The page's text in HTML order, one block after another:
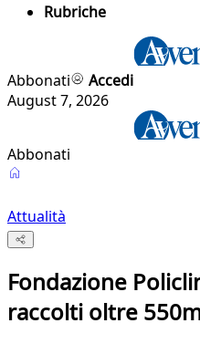
Rubriche
Abbonati
Accedi
August 7, 2026
Abbonati
Attualità
Fondazione
raccolti oltre